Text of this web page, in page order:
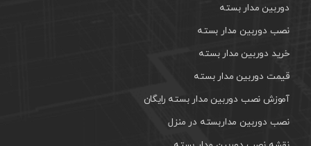
دوربین مدار بسته
نصب دوربین مدار بسته
خرید دوربین مدار بسته
قیمت دوربین مدار بسته
آموزش نصب دوربین مدار بسته رایگان
نصب دوربین مداربسته در منزل